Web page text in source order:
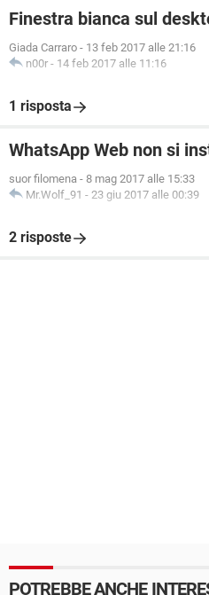
Finestra bianca sul
Giada Carraro - 13 feb 2017 alle 21:16
n00r - 14 feb 2017 alle 11:16
1 risposta
WhatsApp Web non si
suor filomena - 8 mag 2017 alle 15:33
Mr.Wolf_91 - 23 giu 2017 alle 00:39
2 risposte
POTREBBE ANCHE